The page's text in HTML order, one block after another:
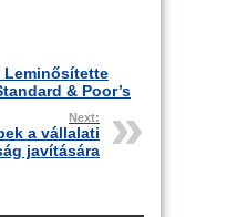
Leminősítette
& Poor’s
Next:
a vállalati
javítására